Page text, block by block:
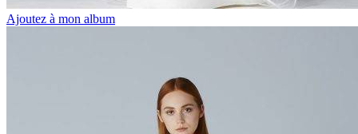
Ajoutez à mon album